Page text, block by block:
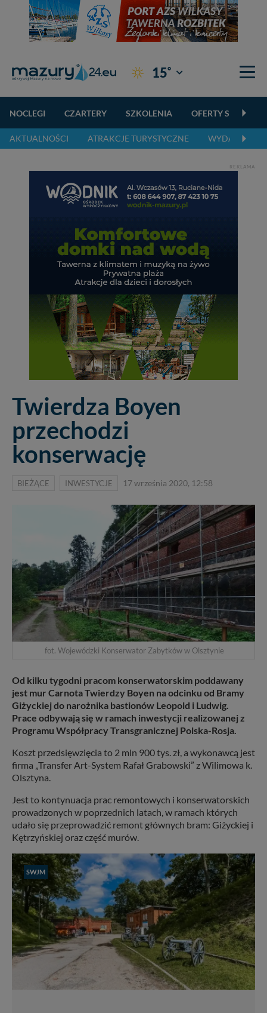
15° Giżycko
NOCLEGI CZARTERY SZKOLENIA OFERTY
AKTUALNOŚCI ATRAKCJE TURYSTYCZNE WYDARZENIA
REKLAMA
Twierdza Boyen
przechodzi
konserwację
BIEŻĄCE INWESTYCJE 17 września 2020, 12:58
fot. Wojewódzki Konserwator Zabytków w Olsztynie
Od kilku tygodni pracom konserwatorskim poddawany
jest mur Carnota Twierdzy Boyen na odcinku od Bramy
Giżyckiej do narożnika bastionów Leopold i Ludwig.
Prace odbywają się w ramach inwestycji realizowanej z
Programu Współpracy Transgranicznej Polska-Rosja.
Koszt przedsięwzięcia to 2 mln 900 tys. zł, a wykonawcą jest
firma „Transfer Art-System Rafał Grabowski” z Wilimowa k.
Olsztyna.
Jest to kontynuacja prac remontowych i konserwatorskich
prowadzonych w poprzednich latach, w ramach których
udało się przeprowadzić remont głównych bram: Giżyckiej i
Kętrzyńskiej oraz część murów.
SWJM